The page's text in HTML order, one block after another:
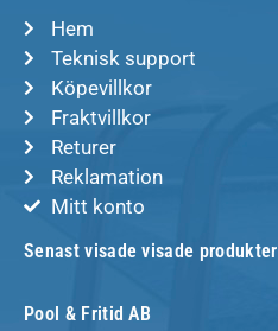
Hem
Teknisk support
Köpevillkor
Fraktvillkor
Returer
Reklamation
Mitt konto
Senast visade visade produkter
Pool & Fritid AB